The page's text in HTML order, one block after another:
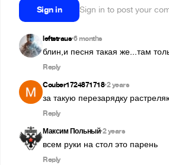
Sign in Sign in to post your
leftstraus•6 months
блин,и песня такая же...там
Reply
Couber1724871718•2 years
за такую перезарядку
Reply
Максим Польный•2 years
всем руки на стол это парень
Reply